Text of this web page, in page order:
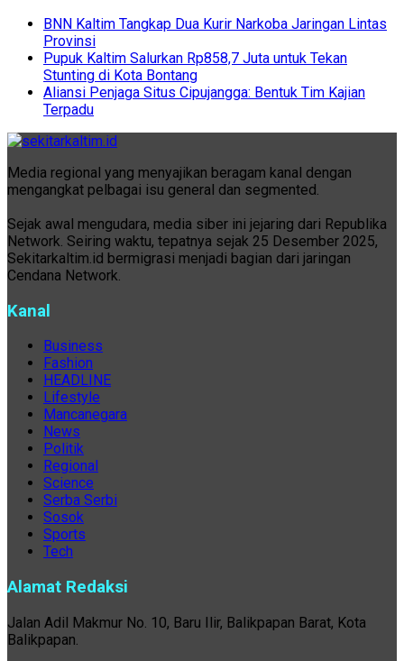
BNN Kaltim Tangkap Dua Kurir Narkoba Jaringan Lintas
Provinsi
Pupuk Kaltim Salurkan Rp858,7 Juta untuk Tekan
Stunting di Kota Bontang
Aliansi Penjaga Situs Cipujangga: Bentuk Tim Kajian
Terpadu
Media regional yang menyajikan beragam kanal dengan
mengangkat pelbagai isu general dan segmented.
Sejak awal mengudara, media siber ini jejaring dari Republika
Network. Seiring waktu, tepatnya sejak 25 Desember 2025,
Sekitarkaltim.id bermigrasi menjadi bagian dari jaringan
Cendana Network.
Kanal
Business
Fashion
HEADLINE
Lifestyle
Mancanegara
News
Politik
Regional
Science
Serba Serbi
Sosok
Sports
Tech
Alamat Redaksi
Jalan Adil Makmur No. 10, Baru Ilir, Balikpapan Barat, Kota
Balikpapan.